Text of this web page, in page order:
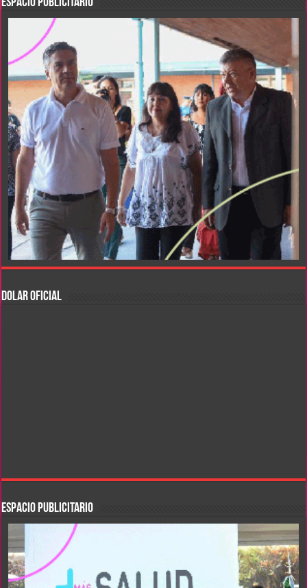
ESPACIO PUBLICITARIO
DOLAR OFICIAL
ESPACIO PUBLICITARIO